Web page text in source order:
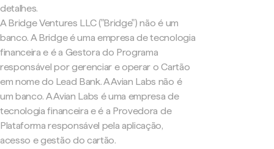
detalhes.
A Bridge Ventures LLC ("Bridge") não é um
banco. A Bridge é uma empresa de tecnologia
financeira e é a Gestora do Programa
responsável por gerenciar e operar o Cartão
em nome do Lead Bank. A Avian Labs não é
um banco. A Avian Labs é uma empresa de
tecnologia financeira e é a Provedora de
Plataforma responsável pela aplicação,
acesso e gestão do cartão.